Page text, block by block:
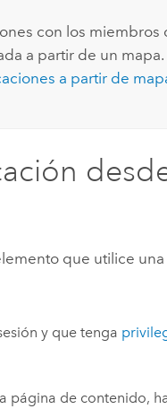
con los miembros
a partir de un mapa.
a partir de
que utilice
y que tenga
página de contenido,